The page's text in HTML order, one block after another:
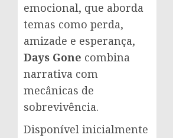
emocional, que aborda
temas como perda,
amizade e esperança,
Days Gone combina
narrativa com
mecânicas de
sobrevivência.
Disponível inicialmente